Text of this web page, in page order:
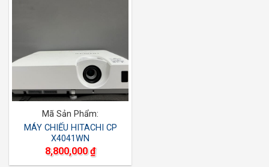
Mã Sản Phẩm:
MÁY CHIẾU HITACHI CP
X4041WN
8,800,000₫